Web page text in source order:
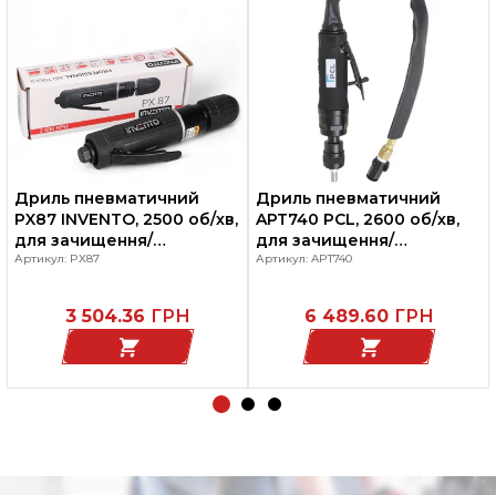
Дриль пневматичний
PX87 INVENTO, 2500 об/хв,
для зачищення/
шорохування шин що
Артикул: PX87
3 504.36 ГРН
Дриль пневматичний
APT740 PCL, 2600 об/хв,
для зачищення/
шорохування шин що
Артикул: APT740
6 489.60 ГРН